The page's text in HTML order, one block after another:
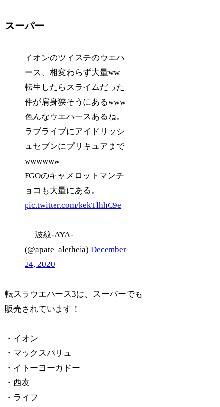
スーパー
イオンのツイステのウエハ
ース、相変わらず大量ww
転生したらスライムだった
件が肩身狭そうにあるwww
色んなウエハースあるね。
ラブライブにアイドリッシ
ュセブンにプリキュアまで
wwwwww
FGOのキャメロットマンチ
ョコも大量にある。
pic.twitter.com/kekTlhhC9e
— 波紋-AYA-
(@apate_aletheia)December
24, 2020
転スラウエハース3は、スーパーでも
販売されています！
・イオン
・マックスバリュ
・イトーヨーカドー
・西友
・ライフ